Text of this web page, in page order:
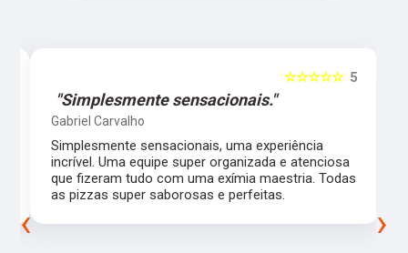
5
☆☆☆☆☆
"Simplesmente sensacionais."
Gabriel Carvalho
Simplesmente sensacionais, uma experiência
incrível. Uma equipe super organizada e atenciosa
que fizeram tudo com uma exímia maestria. Todas
as pizzas super saborosas e perfeitas.
‹ ›